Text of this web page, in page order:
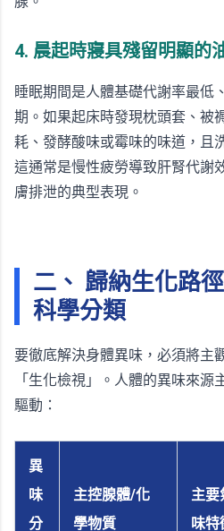
4. 晨起時寢具殘留明顯的
睡眠期間是人體基礎代謝率最低
期。如果起床時發現枕頭套、被
耗、發酵酸味或霉味的味道，且
這通常是慢性疲勞導致肝腎代謝
膚排泄的典型表現。
二、 歸納生化路
科學分類
要徹底解決身體異味，必須將主
「生化檢視」。人體的異味來
驅動：
異
味
分
主控腺體/化
學物質
主要
味特